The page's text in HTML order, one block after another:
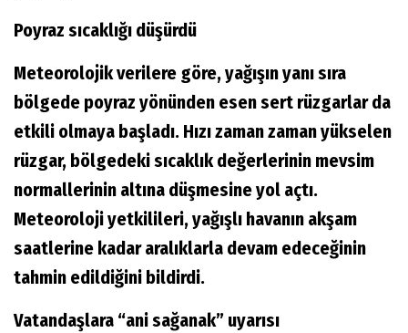
Poyraz sıcaklığı düşürdü
Meteorolojik verilere göre, yağışın yanı sıra
bölgede poyraz yönünden esen sert rüzgarlar da
etkili olmaya başladı. Hızı zaman zaman yükselen
rüzgar, bölgedeki sıcaklık değerlerinin mevsim
normallerinin altına düşmesine yol açtı.
Meteoroloji yetkilileri, yağışlı havanın akşam
saatlerine kadar aralıklarla devam edeceğinin
tahmin edildiğini bildirdi.
Vatandaşlara “ani sağanak” uyarısı